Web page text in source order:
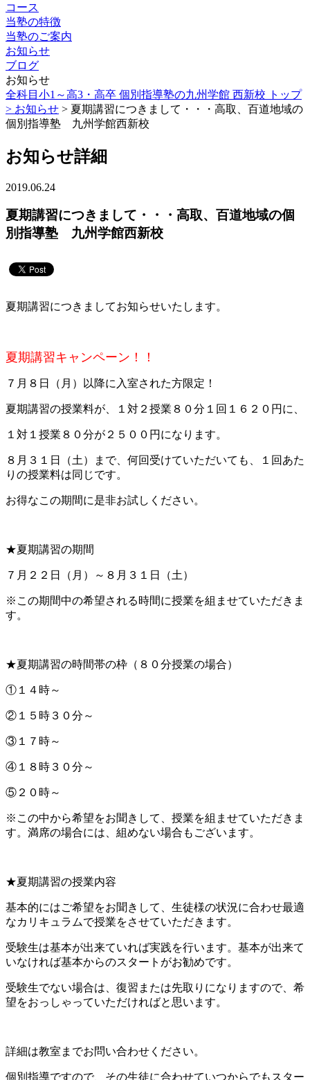
コース
当塾の特徴
当塾のご案内
お知らせ
ブログ
お知らせ
全科目小1～高3・高卒 個別指導塾の九州学館 西新校 トップ
> お知らせ > 夏期講習につきまして・・・高取、百道地域の
個別指導塾 九州学館西新校
お知らせ詳細
2019.06.24
夏期講習につきまして・・・高取、百道地域の個
別指導塾 九州学館西新校
夏期講習につきましてお知らせいたします。
夏期講習キャンペーン！！
７月８日（月）以降に入室された方限定！
夏期講習の授業料が、１対２授業８０分１回１６２０円に、
１対１授業８０分が２５００円になります。
８月３１日（土）まで、何回受けていただいても、１回あた
りの授業料は同じです。
お得なこの期間に是非お試しください。
★夏期講習の期間
７月２２日（月）～８月３１日（土）
※この期間中の希望される時間に授業を組ませていただきま
す。
★夏期講習の時間帯の枠（８０分授業の場合）
①１４時～
②１５時３０分～
③１７時～
④１８時３０分～
⑤２０時～
※この中から希望をお聞きして、授業を組ませていただきま
す。満席の場合には、組めない場合もございます。
★夏期講習の授業内容
基本的にはご希望をお聞きして、生徒様の状況に合わせ最適
なカリキュラムで授業をさせていただきます。
受験生は基本が出来ていれば実践を行います。基本が出来て
いなければ基本からのスタートがお勧めです。
受験生でない場合は、復習または先取りになりますので、希
望をおっしゃっていただければと思います。
詳細は教室までお問い合わせください。
個別指導ですので、その生徒に合わせていつからでもスター